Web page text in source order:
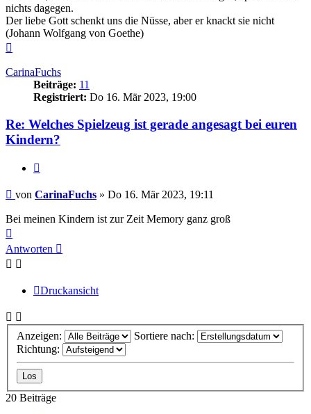
nichts dagegen.
Der liebe Gott schenkt uns die Nüsse, aber er knackt sie nicht
(Johann Wolfgang von Goethe)
CarinaFuchs
Beiträge: 11
Registriert: Do 16. Mär 2023, 19:00
Re: Welches Spielzeug ist gerade angesagt bei euren
Kindern?
Beitrag
von CarinaFuchs » Do 16. Mär 2023, 19:11
Bei meinen Kindern ist zur Zeit Memory ganz groß
oben
Antworten
Druckansicht
Anzeigen:
Sortiere nach:
Richtung:
20 Beiträge